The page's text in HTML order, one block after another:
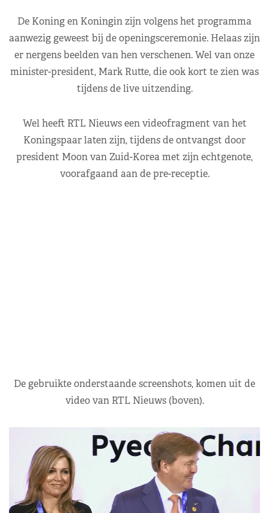
De Koning en Koningin zijn volgens het programma
aanwezig geweest bij de openingsceremonie. Helaas zijn
er nergens beelden van hen verschenen. Wel van onze
minister-president, Mark Rutte, die ook kort te zien was
tijdens de live uitzending.
Wel heeft RTL Nieuws een videofragment van het
Koningspaar laten zijn, tijdens de ontvangst door
president Moon van Zuid-Korea met zijn echtgenote,
voorafgaand aan de pre-receptie.
De gebruikte onderstaande screenshots, komen uit de
video van RTL Nieuws (boven).